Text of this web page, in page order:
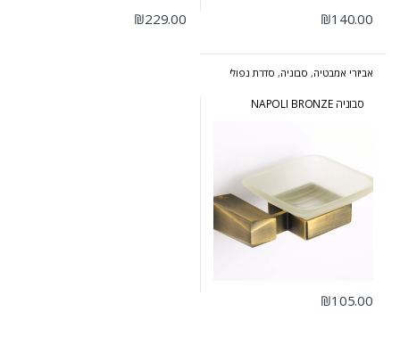
₪140.00
₪229.00
אביזרי אמבטיה, סבוניה, סדרת נפולי
סבוניה NAPOLI BRONZE
₪105.00